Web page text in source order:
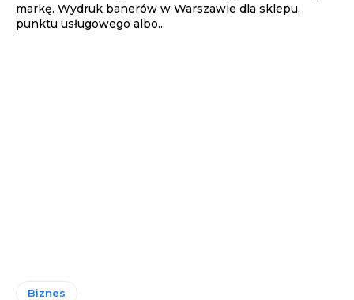
markę. Wydruk banerów w Warszawie dla sklepu,
punktu usługowego albo...
Biznes